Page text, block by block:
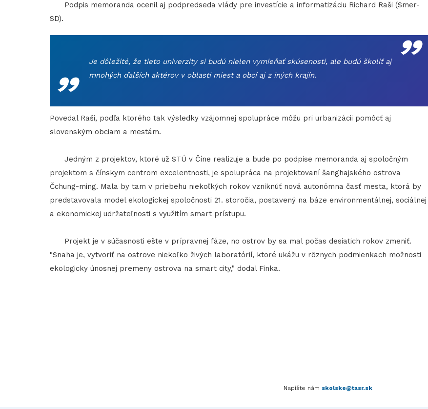
Podpis memoranda ocenil aj podpredseda vlády pre investície a informatizáciu Richard Raši (Smer-
SD).
„
„
Je dôležité, že tieto univerzity si budú nielen vymieňať skúsenosti, ale budú školiť aj
mnohých ďalších aktérov v oblasti miest a obcí aj z iných krajín.
Povedal Raši, podľa ktorého tak výsledky vzájomnej spolupráce môžu pri urbanizácii pomôcť aj
slovenským obciam a mestám.
Jedným z projektov, ktoré už STÚ v Číne realizuje a bude po podpise memoranda aj spoločným
projektom s čínskym centrom excelentnosti, je spolupráca na projektovaní šanghajského ostrova
Čchung-ming. Mala by tam v priebehu niekoľkých rokov vzniknúť nová autonómna časť mesta, ktorá by
predstavovala model ekologickej spoločnosti 21. storočia, postavený na báze environmentálnej, sociálnej
a ekonomickej udržateľnosti s využitím smart prístupu.
Projekt je v súčasnosti ešte v prípravnej fáze, no ostrov by sa mal počas desiatich rokov zmeniť.
"Snaha je, vytvoriť na ostrove niekoľko živých laboratórií, ktoré ukážu v rôznych podmienkach možnosti
ekologicky únosnej premeny ostrova na smart city," dodal Finka.
Napíšte nám skolske@tasr.sk